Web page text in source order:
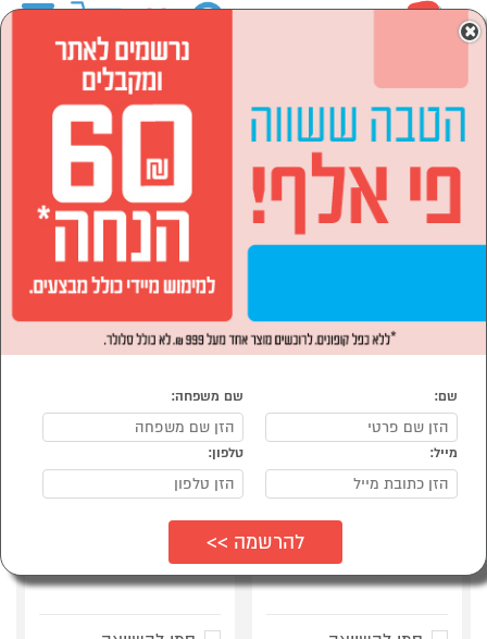
פינות אוכל וכסאות
הסתר רשימת קטגוריות
שולחנות לפינות אוכל (46) פינות אוכל (4)
כיסאות לפינות אוכל (64)
הפופולרים ביותר
×
שם: שם משפחה:
מייל: טלפון: